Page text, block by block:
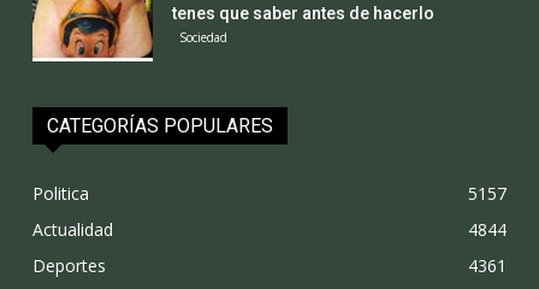
tenes que saber antes de hacerlo
Sociedad
CATEGORÍAS POPULARES
Politica
5157
Actualidad
4844
Deportes
4361